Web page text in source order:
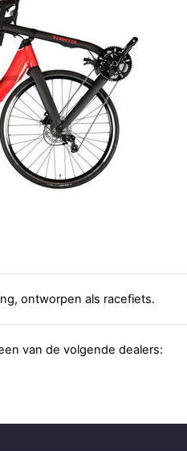
ontworpen als racefiets.
van de volgende dealers: